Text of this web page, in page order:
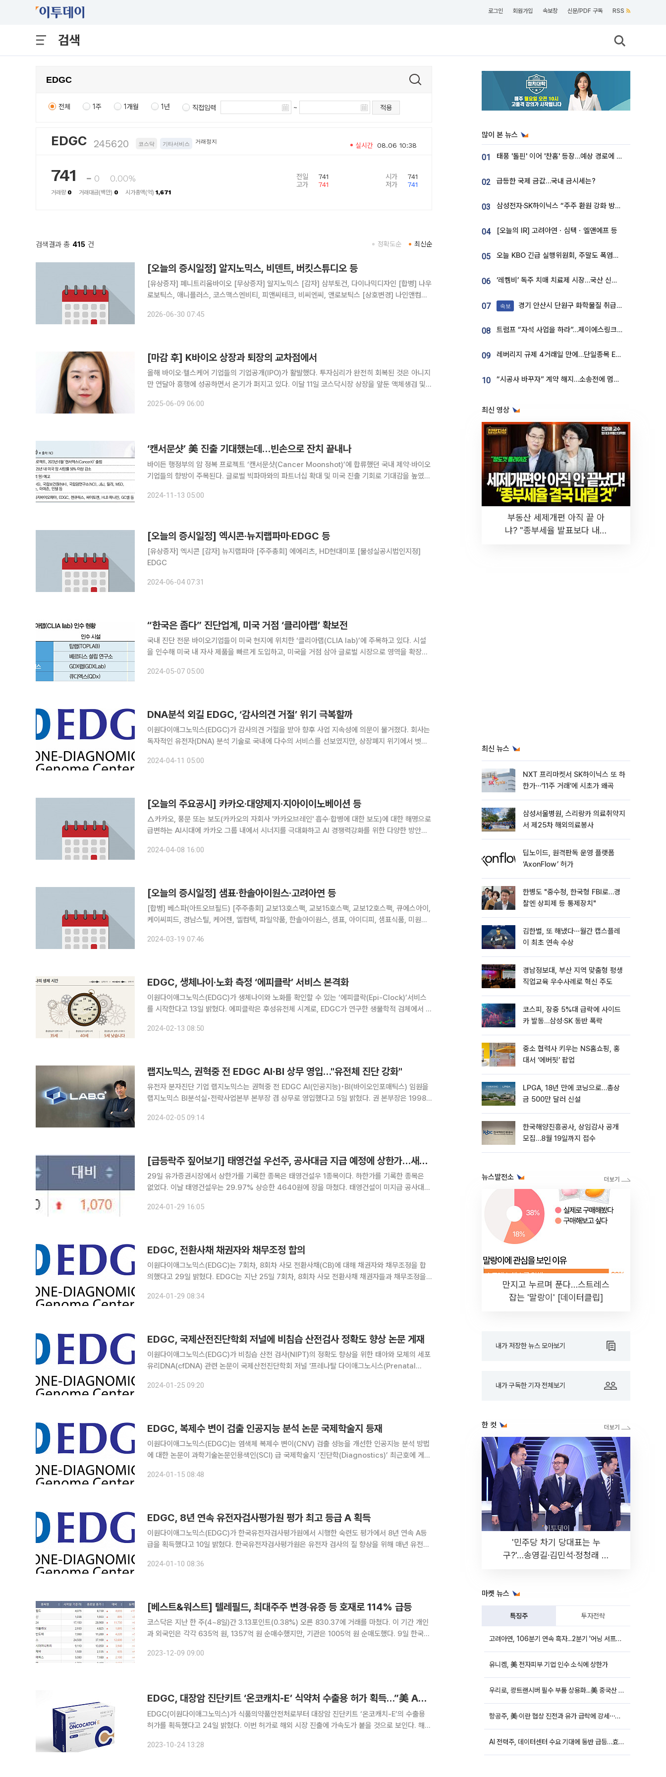
로그인 회원가입 속보창 신문/PDF 구독 RSS
검색
전체 1주 1개월 1년 직접입력 ~ 적용
EDGC 245620 코스닥 기타서비스 거래정지 실시간 08.06 10:38
741 0 0.00%
거래량 0 거래대금(백만) 0 시가총액(억) 1,671
전일
741
고가
741
시가
741
저가
741
검색결과 총 415 건 최신순
정확도순
[오늘의 증시일정] 알지노믹스, 비덴트, 버킷스튜디오 등
[유상증자] 페니트리움바이오 [무상증자] 알지노믹스 [감자] 삼부토건, 다이나믹디자인 [합병] 나우
로보틱스, 애니플러스, 코스맥스엔비티, 피앤씨테크, 비씨엔씨, 앤로보틱스 [상호변경] 나인앤컴퍼
킷스튜디오, 드림어스컴퍼니, EDGC, 알파AI, 한
2026-06-30 07:45
[마감 후] K바이오 상장과 퇴장의 교차점에서
올해 바이오·헬스케어 기업들의 기업공개(IPO)가 활발했다. 투자심리가 완전히 회복된 것은 아니지
만 연달아 흥행에 성공하면서 온기가 퍼지고 있다. 이달 11일 코스닥시장 상장을 앞둔 액체생검 및
쟁률 547.47대 1을 기록했다. 공모가도 희망 범위 상단인
2025-06-09 06:00
‘캔서문샷’ 美 진출 기대했는데…빈손으로 잔치 끝내나
바이든 행정부의 암 정복 프로젝트 ‘캔서문샷(Cancer Moonshot)’에 합류했던 국내 제약·바이오
기업들의 향방이 주목된다. 글로벌 빅파마와의 파트너십 확대 및 미국 진출 기회로 기대감을 높였지
계에서는 트럼프 대통령 당선으로 캔서문샷 프로젝트의 지속
2024-11-13 05:00
[오늘의 증시일정] 엑시콘·뉴지랩파마·EDGC 등
[유상증자] 엑시콘 [감자] 뉴지랩파마 [주주총회] 에에리츠, HD현대미포 [불성실공시법인지정]
EDGC
2024-06-04 07:31
“한국은 좁다” 진단업계, 미국 거점 ‘클리아랩’ 확보전
국내 진단 전문 바이오기업들이 미국 현지에 위치한 ‘클리아랩(CLIA lab)’에 주목하고 있다. 시설
을 인수해 미국 내 자사 제품을 빠르게 도입하고, 미국을 거점 삼아 글로벌 시장으로 영역을 확장한
오기업들이 미국 내 클리아랩 인수에 적극적으로 나서고 있다.
2024-05-07 05:00
DNA분석 외길 EDGC, ‘감사의견 거절’ 위기 극복할까
이원다이애그노믹스(EDGC)가 감사의견 거절을 받아 향후 사업 지속성에 의문이 불거졌다. 회사는
독자적인 유전자(DNA) 분석 기술로 국내에 다수의 서비스를 선보였지만, 상장폐지 위기에서 벗어
의견 거절 통보를 받고 거래가 정지됐다. 그간 해소하지 못했던 유동
2024-04-11 05:00
[오늘의 주요공시] 카카오·대양제지·지아이이노베이션 등
△카카오, 풍문 또는 보도(카카오의 자회사 '카카오브레인' 흡수·합병에 대한 보도)에 대한 해명으로
급변하는 AI시대에 카카오 그룹 내에서 시너지를 극대화하고 AI 경쟁력강화를 위한 다양한 방안을
개매수를 통한 자발적 상장폐지 결정. 상장폐지 승인을 위한
2024-04-08 16:00
[오늘의 증시일정] 샘표·한솔아이원스·고려아연 등
[합병] 베스파(아트오브필드) [주주총회] 교보13호스팩, 교보15호스팩, 교보12호스팩, 큐에스아이,
케이씨피드, 경남스틸, 케어젠, 엘컴텍, 파일약품, 한솔아이원스, 샘표, 아이디피, 샘표식품, 미원화
바이오스텝,HLB제약,KC그린홀딩스, KC코트
2024-03-19 07:46
EDGC, 생체나이·노화 측정 ‘에피클락’ 서비스 본격화
이원다이애그노믹스(EDGC)가 생체나이와 노화를 확인할 수 있는 ‘에피클락(Epi-Clock)’서비스
를 시작한다고 13일 밝혔다. 에피클락은 후성유전체 시계로, EDGC가 연구한 생물학적 검체에서 확
용해 암, 대사, 뇌, 골격 등 별도로 분석해 노화 예방 및
2024-02-13 08:50
랩지노믹스, 권혁중 전 EDGC AI∙BI 상무 영입…"유전체 진단 강화"
유전자 분자진단 기업 랩지노믹스는 권혁중 전 EDGC AI(인공지능)•BI(바이오인포매틱스) 임원을
랩지노믹스 BI분석실•전략사업본부 본부장 겸 상무로 영입했다고 5일 밝혔다. 권 본부장은 1998
및 펌웨어 개발을 담당하며 다양한 분야에서의 개발 경험
2024-02-05 09:14
[급등락주 짚어보기] 태영건설 우선주, 공사대금 지급 예정에 상한가…새내기주는 급락
29일 유가증권시장에서 상한가를 기록한 종목은 태영건설우 1종목이다. 하한가를 기록한 종목은
없었다. 이날 태영건설우는 29.97% 상승한 4640원에 장을 마쳤다. 태영건설이 미지급 공사대금
설은 26일 공사 현장에서 노무비가 정상 지급될 수 있도록 협력
2024-01-29 16:05
EDGC, 전환사채 채권자와 채무조정 합의
이원다이애그노믹스(EDGC)는 7회차, 8회차 사모 전환사채(CB)에 대해 채권자와 채무조정을 합
의했다고 29일 밝혔다. EDGC는 지난 25일 7회차, 8회차 사모 전환사채 채권자들과 채무조정을
억5000만 원을 조기에 상환하고, 7회차 8회차 채권
2024-01-29 08:34
EDGC, 국제산전진단학회 저널에 비침습 산전검사 정확도 향상 논문 게재
이원다이애그노믹스(EDGC)가 비침습 산전 검사(NIPT)의 정확도 향상을 위한 태아와 모체의 세포
유리DNA(cfDNA) 관련 논문이 국제산전진단학회 저널 '프레나탈 다이애그노시스(Prenatal
침습 산전 검사의 정확도 향상(Improving
2024-01-25 09:20
EDGC, 복제수 변이 검출 인공지능 분석 논문 국제학술지 등재
이원다이애그노믹스(EDGC)는 염색체 복제수 변이(CNV) 검출 성능을 개선한 인공지능 분석 방법
에 대한 논문이 과학기술논문인용색인(SCI) 급 국제학술지 ‘진단학(Diagnostics)’ 최근호에 게재
검출 성능 개선(Improving CNV Detecti
2024-01-15 08:48
EDGC, 8년 연속 유전자검사평가원 평가 최고 등급 A 획득
이원다이애그노믹스(EDGC)가 한국유전자검사평가원에서 시행한 숙련도 평가에서 8년 연속 A등
급을 획득했다고 10일 밝혔다. 한국유전자검사평가원은 유전자 검사의 질 향상을 위해 매년 유전자
2024-01-10 08:36
[베스트&워스트] 텔레필드, 최대주주 변경‧유증 등 호재로 114% 급등
코스닥은 지난 한 주(4~8일)간 3.13포인트(0.38%) 오른 830.37에 거래를 마쳤다. 이 기간 개인
과 외국인은 각각 635억 원, 1357억 원 순매수했지만, 기관은 1005억 원 순매도했다. 9일 한국거
을 기록했다. 최대주주 변경과 유상
2023-12-09 09:00
EDGC, 대장암 진단키트 ‘온코캐치-E’ 식약처 수출용 허가 획득…”美 AMA에 공식의료코드 신청”
EDGC(이원다이애그노믹스)가 식품의약품안전처로부터 대장암 진단키트 ‘온코캐치-E’의 수출용
허가를 획득했다고 24일 밝혔다. 이번 허가로 해외 시장 진출에 가속도가 붙을 것으로 보인다. 해당
서열분석(NGS)을 통해 15개의 후성유전체 마커를 분석하여
2023-10-24 13:28
많이 본 뉴스
01 태풍 '돌핀' 이어 '찬홈' 등장…예상 경로에 한국 '한숨'
02 급등한 국제 금값…국내 금시세는?
03 삼성전자·SK하이닉스 “주주 환원 강화 방안 마련”
04 [오늘의 IR] 고려아연ㆍ심텍ㆍ엘앤에프 등
05 오늘 KBO 긴급 실행위원회, 주말도 폭염취소 될까
06 ‘레켐비’ 독주 치매 치료제 시장…국산 신약 등장하나
07 속보 경기 안산시 단원구 화학물질 취급 공장서 연기 발생
08 트럼프 “자석 사업을 하라”…제이에스링크, 비중국 영구자석 공급망 구축 속도
09 레버리지 규제 4거래일 만에…단일종목 ETF 거래대금 '13분의 1' 급감
10 “시공사 바꾸자” 계약 해지…소송전에 멈춰 선 정비사업
최신 영상
부동산 세제개편 아직 끝 아
냐? "종부세율 발표보다 내릴
최신 뉴스
NXT 프리마켓서 SK하이닉스 또 하
한가⋯‘11주 거래’에 시초가 왜곡
삼성서울병원, 스리랑카 의료취약지
서 제25차 해외의료봉사
딥노이드, 원격판독 운영 플랫폼
‘AxonFlow’ 허가
한병도 "중수청, 한국형 FBI로…경
찰엔 상피제 등 통제장치"
김한별, 또 해냈다⋯월간 캡스플레
이 최초 연속 수상
경남정보대, 부산 지역 맞춤형 평생
직업교육 우수사례로 혁신 주도
코스피, 장중 5%대 급락에 사이드
카 발동…삼성·SK 동반 폭락
중소 협력사 키우는 NS홈쇼핑, 홍
대서 ‘에버핏’ 팝업
LPGA, 18년 만에 코닝으로…총상
금 500만 달러 신설
한국해양진흥공사, 상임감사 공개
모집…8월 19일까지 접수
뉴스발전소
만지고 누르며 푼다…스트레스
잡는 '말랑이' [데이터클립]
내가 저장한 뉴스 모아보기
내가 구독한 기자 전체보기
한 컷
'민주당 차기 당대표는 누
구?'…송영길·김민석·정청래 토
마켓 뉴스
특징주 투자전략
고려아연, 106분기 연속 흑자...2분기 '어닝 서프라이즈'에 장 초반 12%대 강세
유니켐, 美 전자피부 기업 인수 소식에 상한가
우리로, 광트랜시버 필수 부품 상용화...美 중국산 퇴출 추진에 상승세
항공주, 美·이란 협상 진전과 유가 급락에 강세⋯한진칼 8%↑
AI 전력주, 데이터센터 수요 기대에 동반 급등…효성중공업 10%↑